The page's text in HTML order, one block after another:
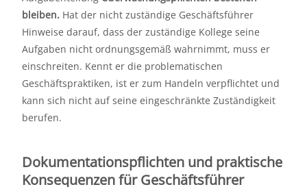
bleiben. Hat der nicht zuständige Geschäftsführer
Hinweise darauf, dass der zuständige Kollege seine
Aufgaben nicht ordnungsgemäß wahrnimmt, muss er
einschreiten. Kennt er die problematischen
Geschäftspraktiken, ist er zum Handeln verpflichtet und
kann sich nicht auf seine eingeschränkte Zuständigkeit
berufen.
Dokumentationspflichten und praktische
Konsequenzen für Geschäftsführer